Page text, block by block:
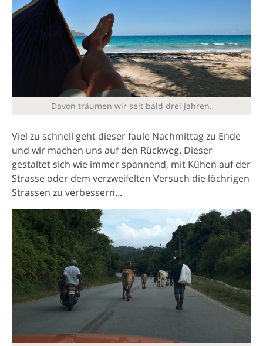
Davon träumen wir seit bald drei Jahren.
Viel zu schnell geht dieser faule Nachmittag zu Ende
und wir machen uns auf den Rückweg. Dieser
gestaltet sich wie immer spannend, mit Kühen auf der
Strasse oder dem verzweifelten Versuch die löchrigen
Strassen zu verbessern...